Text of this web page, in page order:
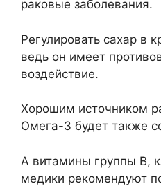
раковые заболевания.
Регулировать сахар в
ведь он имеет
воздействие.
Хорошим источником
Омега-3 будет также
А витамины группы В,
медики рекомендуют